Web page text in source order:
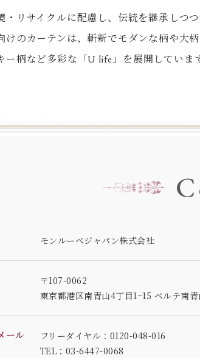
・リサイクルに配慮し、伝統を継承しつ
けのカーテンは、斬新でモダンな柄や大
ー柄など多彩な「U life」を展開しています
モンルーベジャパン株式会社
〒107-0062
東京都港区南青山4丁目1−15 ベルテ南青
ール
フリーダイヤル：0120-048-016
TEL：03-6447-0068